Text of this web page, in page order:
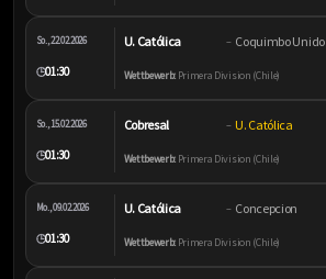
So., 22.02.2026
🕒01:30
U. Católica – Coquimbo Unido
Wettbewerb:Primera Division (Chile)
So., 15.02.2026
🕒01:30
Cobresal – U. Católica
Wettbewerb:Primera Division (Chile)
Mo., 09.02.2026
🕒01:30
U. Católica – Concepcion
Wettbewerb:Primera Division (Chile)